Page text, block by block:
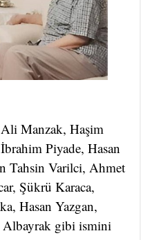
Manzak, Haşim
Piyade, Hasan
Tahsin Varilci, Ahmet
Şükrü Karaca,
Hasan Yazgan,
Albayrak gibi ismini